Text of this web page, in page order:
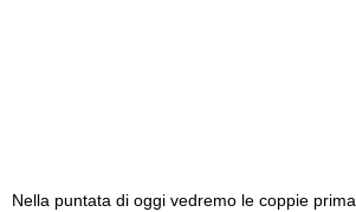
Nella puntata di oggi vedremo le coppie